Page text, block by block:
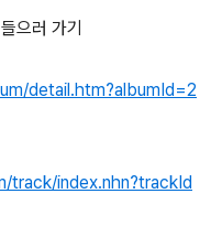
으러 가기
detail.htm?albumId=2
track/index.nhn?trackId